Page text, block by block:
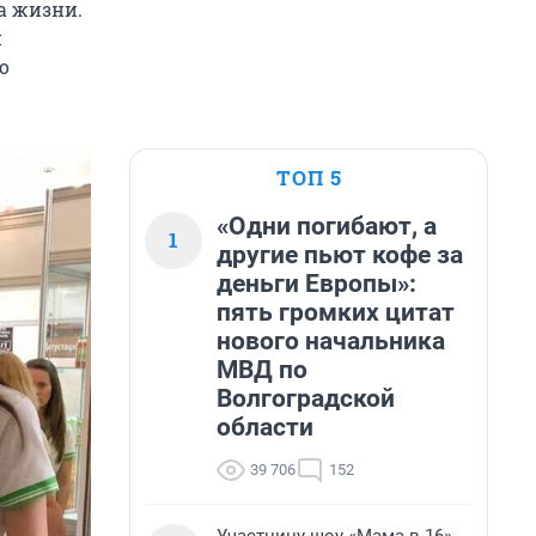
жизни.
ТОП 5
1
«Одни погибают, а
другие пьют кофе за
деньги Европы»:
пять громких цитат
нового начальника
МВД по
Волгоградской
области
39 706 152